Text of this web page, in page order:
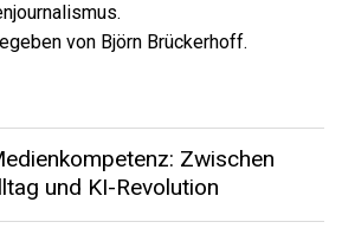
von Björn Brückerhoff.
Zwischen
und KI-Revolution